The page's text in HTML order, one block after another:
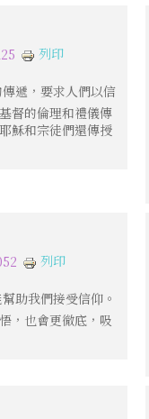
列印
遞，要求人們以信
督的倫理和禮儀傳
穌和宗徒們還傳授
列印
助我們接受信仰。
，也會更徹底，吸